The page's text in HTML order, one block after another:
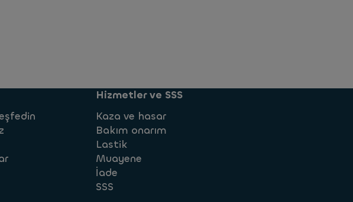
Hizmetler ve SSS
Kaza ve hasar
Bakım onarım
Lastik
Muayene
İade
SSS